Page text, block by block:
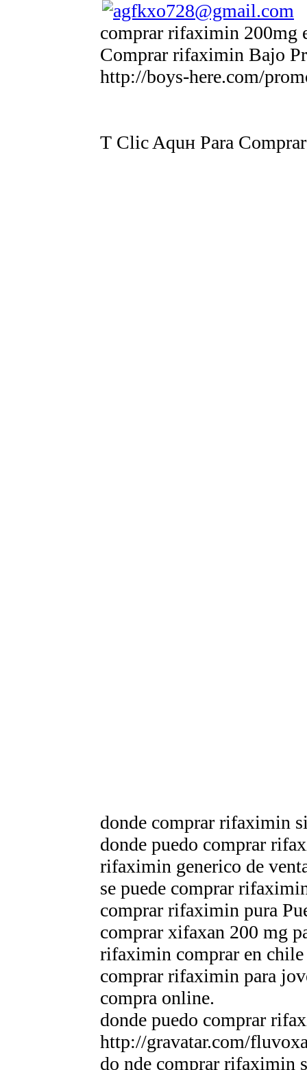
comprar rifaximin 200mg
Comprar rifaximin Bajo
http://boys-here.com/
Т Clic Aquн Para
donde comprar rifaximin
donde puedo comprar
rifaximin generico de
se puede comprar
comprar rifaximin pura
comprar xifaxan 200 mg
rifaximin comprar en chile
comprar rifaximin para
compra online.
donde puedo comprar
http://gravatar.com/
do nde comprar rifaximin